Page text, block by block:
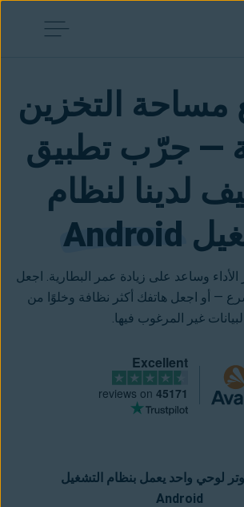
مساحة التخزين
— جرّب تطبيق
لدينا لنظام
Android
وساعد على زيادة عمر البطارية. اجعل
— أو اجعل هاتفك أكثر نظافة وخلوًا من
غير المرغوب فيها.
Excellent
45171
لوحي واحد يعمل بنظام التشغيل
Android